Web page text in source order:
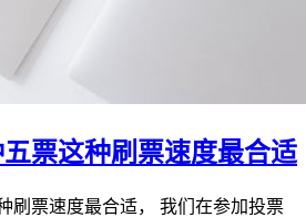
票这种刷票速度最合适
刷票速度最合适， 我们在参加投票